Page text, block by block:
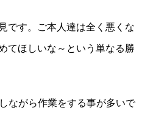
です。ご本人達は全く悪くな
てほしいな～という単なる勝
ながら作業をする事が多いで